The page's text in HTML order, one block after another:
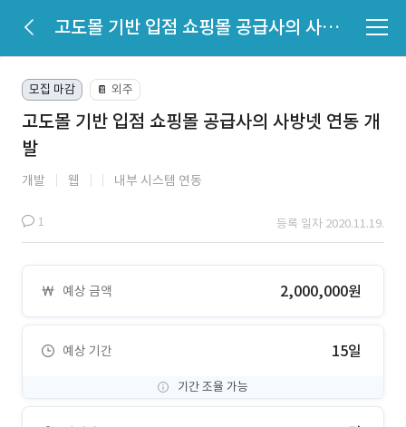
고도몰 기반 입점 쇼핑몰 공급사의 사방넷 연동 개발
모집 마감 📔 외주
고도몰 기반 입점 쇼핑몰 공급사의 사방넷 연동 개
발
개발 웹 내부 시스템 연동
1 등록 일자 2020.11.19.
예상 금액 2,000,000원
예상 기간 15일
기간 조율 가능